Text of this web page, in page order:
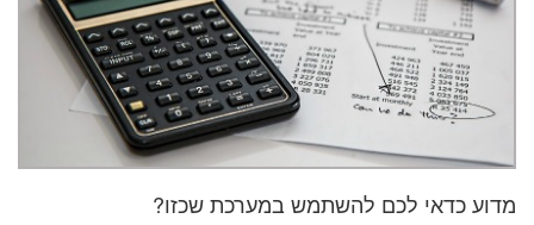
מדוע כדאי לכם להשתמש במערכת שכזו?